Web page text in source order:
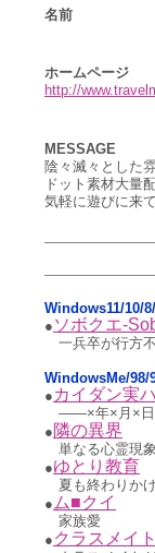
名前
ホームページ
http://
MESSAGE
陰々滅々とした
ドット素材大量
気軽に遊びに来
Windows11/10/
● ソボクエ-
一兵卒が行方
WindowsMe/98/
● カイダン実ハ
――×年×月×日
● 隣の異界
単なる心霊現
●ゆとり教育
夏も終わりか
● ム■クイ
家族愛
● クラスメイ